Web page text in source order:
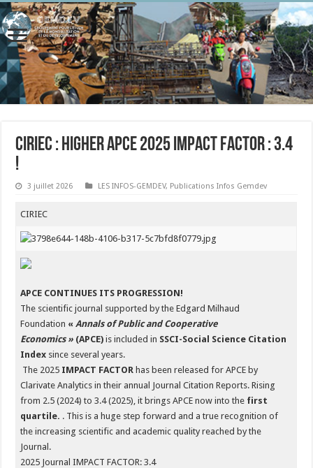
CIRIEC : Higher APCE 2025 Impact factor : 3.4
!
3 juillet 2026 LES INFOS-GEMDEV, Publications Infos Gemdev
CIRIEC
APCE CONTINUES ITS PROGRESSION!
The scientific journal supported by the Edgard Milhaud
Foundation «Annals of Public and Cooperative
Economics » (APCE) is included in SSCI-Social Science Citation
Index since several years.
The 2025 IMPACT FACTOR has been released for APCE by
Clarivate Analytics in their annual Journal Citation Reports. Rising
from 2.5 (2024) to 3.4 (2025), it brings APCE now into the first
quartile. . This is a huge step forward and a true recognition of
the increasing scientific and academic quality reached by the
Journal.
2025 Journal IMPACT FACTOR: 3.4